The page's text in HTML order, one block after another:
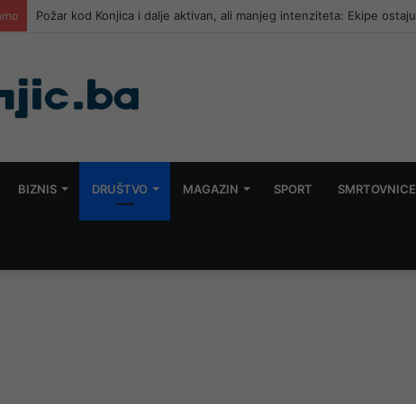
„Jablanica 2026“ ulazi u završnicu: Poznati polufinalisti
BIZNIS DRUŠTVO MAGAZIN SPORT SMRTOVNICE